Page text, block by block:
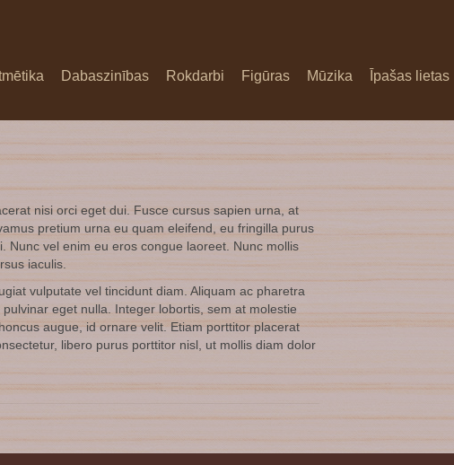
Dabaszinības Rokdarbi Figūras Mūzika Īpašas lietas
nisi orci eget dui. Fusce cursus sapien urna, at
pretium urna eu quam eleifend, eu fringilla purus
Nunc vel enim eu eros congue laoreet. Nunc mollis
iaculis.
vulputate vel tincidunt diam. Aliquam ac pharetra
eget nulla. Integer lobortis, sem at molestie
augue, id ornare velit. Etiam porttitor placerat
libero purus porttitor nisl, ut mollis diam dolor